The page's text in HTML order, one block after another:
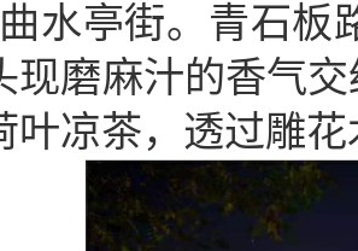
水亭街。青石板
现磨麻汁的香气
叶凉茶，透过雕